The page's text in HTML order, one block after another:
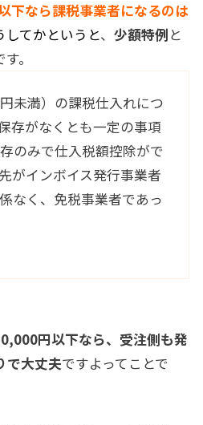
下なら課税事業者になるのは
してかというと、 少額特例と
。
未満）の課税仕入れにつ
存がなくとも一定の事項
のみで仕入税額控除がで
がインボイス発行事業者
なく、免税事業者であっ
円以下なら、受注側も発
で大丈夫ですよってことで